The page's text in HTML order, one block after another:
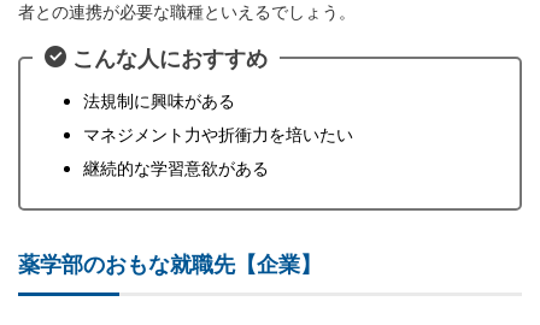
者との連携が必要な職種といえるでしょう。
こんな人におすすめ
法規制に興味がある
マネジメント力や折衝力を培いたい
継続的な学習意欲がある
薬学部のおもな就職先【企業】